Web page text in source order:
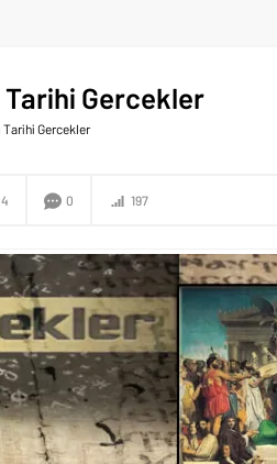
Tarihi Gercekler
Tarihi Gercekler
0 197